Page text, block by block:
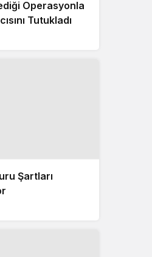
Operasyonla
Tutukladı
Şartları